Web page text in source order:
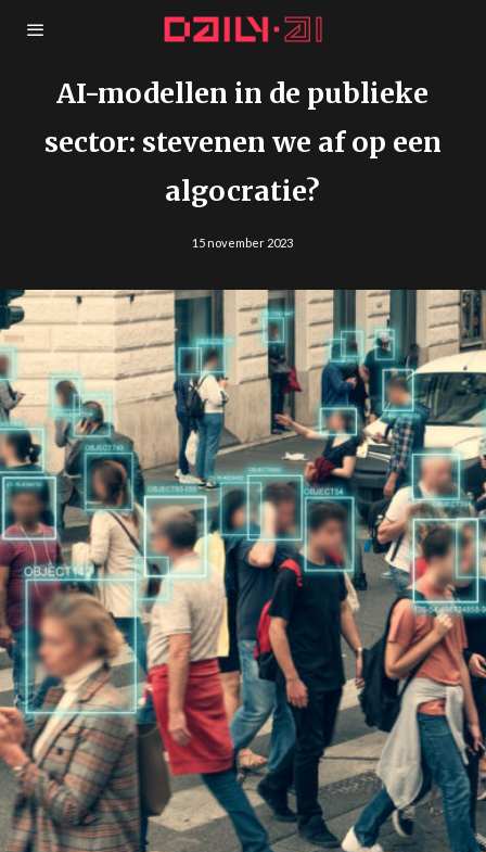
AI-modellen in de publieke
sector: stevenen we af op een
algocratie?
15 november 2023